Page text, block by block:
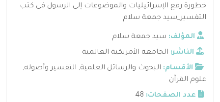
خطورة رفع الإسرائيليات والموضوعات إلى الرسول في كتب
التفسير_سيد جمعة سلام
المؤلف: سيد جمعة سلام
الناشر: الجامعة الأمريكية العالمية
الأقسام: البحوث والرسائل العلمية, التفسير وأصوله,
علوم القرآن
عدد الصفحات: 48